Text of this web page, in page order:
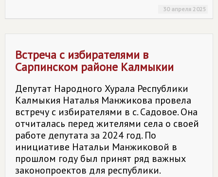
30 апреля 2025
Встреча с избирателями в
Сарпинском районе Калмыкии
Депутат Народного Хурала Республики
Калмыкия Наталья Манжикова провела
встречу с избирателями в с. Садовое. Она
отчиталась перед жителями села о своей
работе депутата за 2024 год. По
инициативе Натальи Манжиковой в
прошлом году был принят ряд важных
законопроектов для республики.